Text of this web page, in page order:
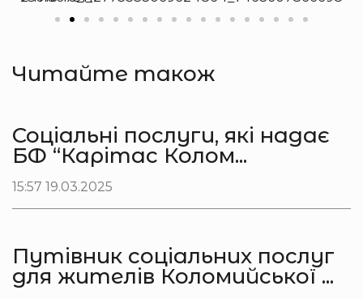
Читайте також
Соціальні послуги, які надає
БФ “Карітас Колом...
15:57 19.03.2025
Путівник соціальних послуг
для жителів Коломийської ...